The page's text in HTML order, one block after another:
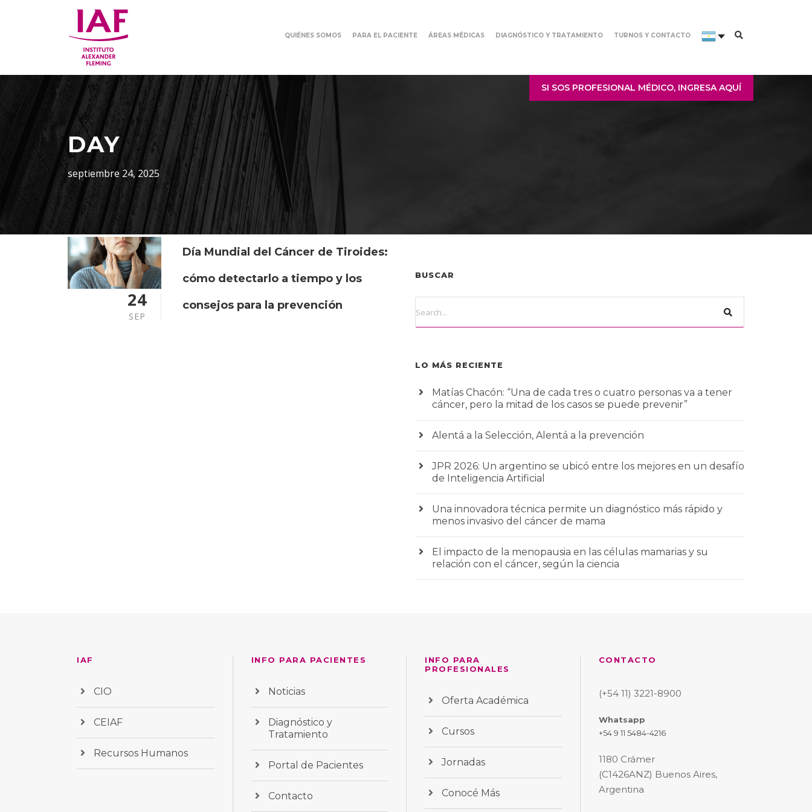
QUIÉNES SOMOS PARA EL PACIENTE ÁREAS MÉDICAS DIAGNÓSTICO Y TRATAMIENTO TURNOS Y CONTACTO
SI SOS PROFESIONAL MÉDICO, INGRESA AQUÍ
DAY
septiembre 24, 2025
24
SEP
Día Mundial del Cáncer de Tiroides:
cómo detectarlo a tiempo y los
consejos para la prevención
BUSCAR
LO MÁS RECIENTE
Matías Chacón: “Una de cada tres o cuatro personas va a tener
cáncer, pero la mitad de los casos se puede prevenir”
Alentá a la Selección, Alentá a la prevención
JPR 2026: Un argentino se ubicó entre los mejores en un desafío
de Inteligencia Artificial
Una innovadora técnica permite un diagnóstico más rápido y
menos invasivo del cáncer de mama
El impacto de la menopausia en las células mamarias y su
relación con el cáncer, según la ciencia
IAF
CIO
CEIAF
Recursos Humanos
INFO PARA PACIENTES
Noticias
Diagnóstico y
Tratamiento
Portal de Pacientes
Contacto
INFO PARA
PROFESIONALES
Oferta Académica
Cursos
Jornadas
Conocé Más
CONTACTO
(+54 11) 3221-8900
Whatsapp
+54 9 11 5484-4216
1180 Crámer
(C1426ANZ) Buenos Aires,
Argentina